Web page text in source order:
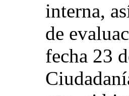
interna,
de
fecha 23